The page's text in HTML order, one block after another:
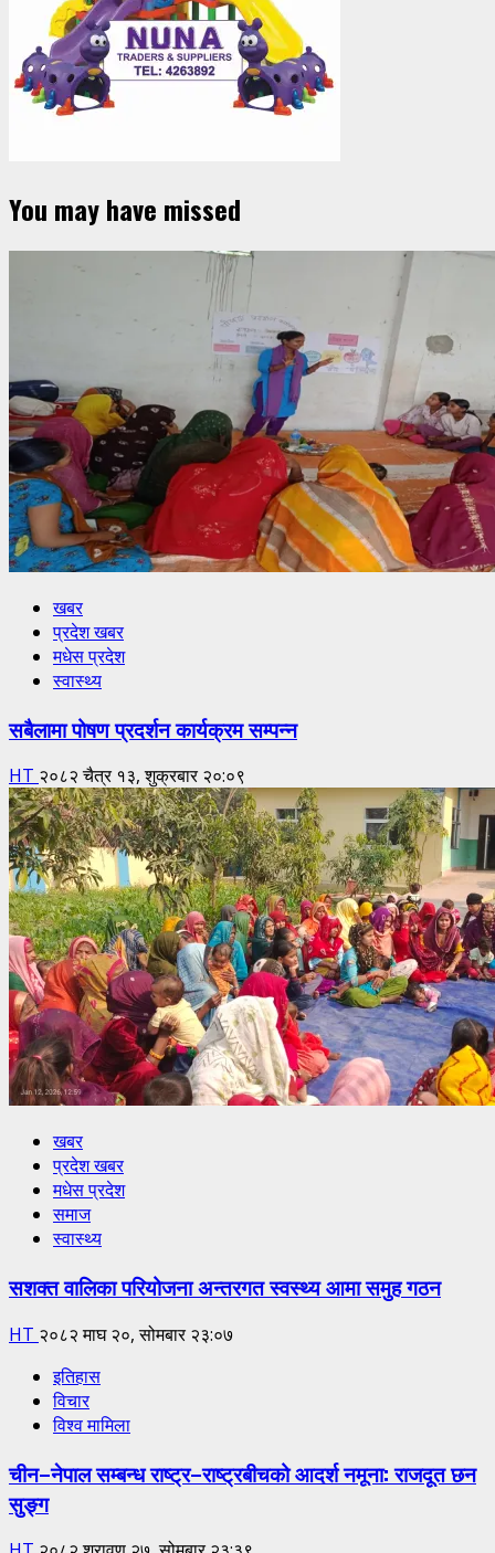
You may have missed
खबर
प्रदेश खबर
मधेस प्रदेश
स्वास्थ्य
सबैलामा पोषण प्रदर्शन कार्यक्रम सम्पन्न
HT २०८२ चैत्र १३, शुक्रबार २०:०९
खबर
प्रदेश खबर
मधेस प्रदेश
समाज
स्वास्थ्य
सशक्त वालिका परियोजना अन्तरगत स्वस्थ्य आमा समुह गठन
HT २०८२ माघ २०, सोमबार २३:०७
इतिहास
विचार
विश्व मामिला
चीन–नेपाल सम्बन्ध राष्ट्र–राष्ट्रबीचको आदर्श नमूना: राजदूत छन
सुङ्ग